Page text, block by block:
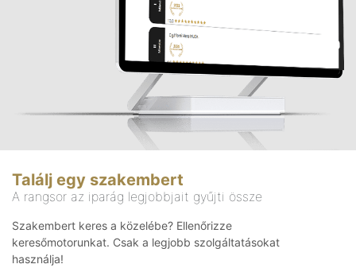
Találj egy szakembert
A rangsor az iparág legjobbjait gyűjti össze
Szakembert keres a közelébe? Ellenőrizze
keresőmotorunkat. Csak a legjobb szolgáltatásokat
használja!